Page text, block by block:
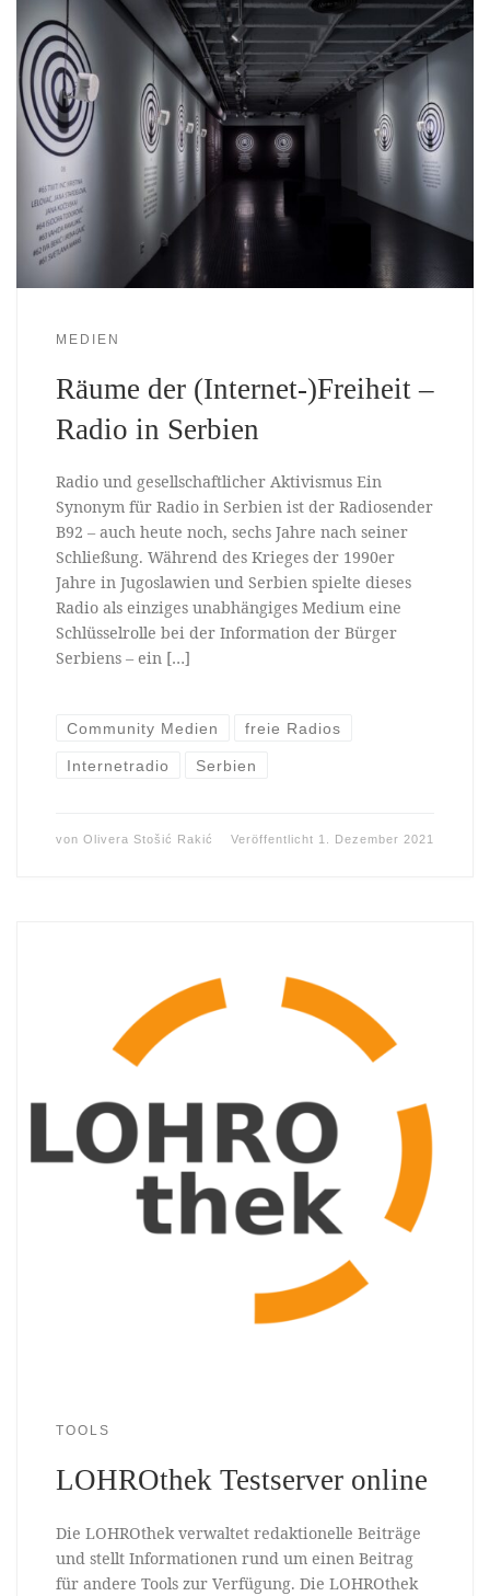
MEDIEN
Räume der (Internet-)Freiheit –
Radio in Serbien
Radio und gesellschaftlicher Aktivismus Ein
Synonym für Radio in Serbien ist der Radiosender
B92 – auch heute noch, sechs Jahre nach seiner
Schließung. Während des Krieges der 1990er
Jahre in Jugoslawien und Serbien spielte dieses
Radio als einziges unabhängiges Medium eine
Schlüsselrolle bei der Information der Bürger
Serbiens – ein […]
Community Medien freie Radios
Internetradio Serbien
von Olivera Stošić Rakić Veröffentlicht 1. Dezember 2021
TOOLS
LOHROthek Testserver online
Die LOHROthek verwaltet redaktionelle Beiträge
und stellt Informationen rund um einen Beitrag
für andere Tools zur Verfügung. Die LOHROthek